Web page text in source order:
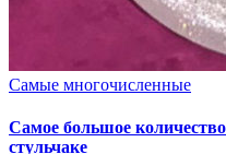
Опубликовано
Самые многочисленные
Самое большое
стульчаке